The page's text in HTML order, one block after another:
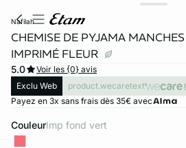
nafilah
CHEMISE DE PYJAMA
IMPRIMÉ FLEUR
5.0
Voir les {0} avis
Exclu Web
product.wecaretext
Payez en 3x sans frais dès 35€ avec
Couleur imp fond vert